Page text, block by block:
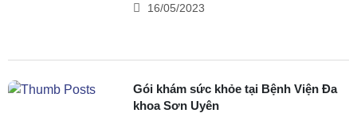
16/05/2023
Gói khám sức khỏe tại Bệnh Viện Đa
khoa Sơn Uyên